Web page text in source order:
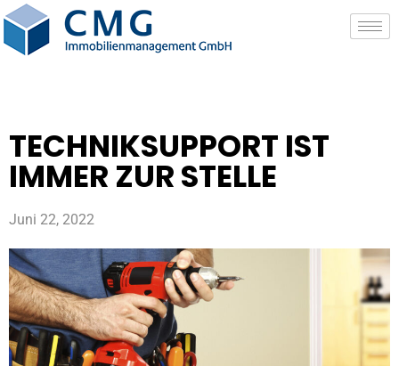
TECHNIKSUPPORT IST
IMMER ZUR STELLE
Juni 22, 2022